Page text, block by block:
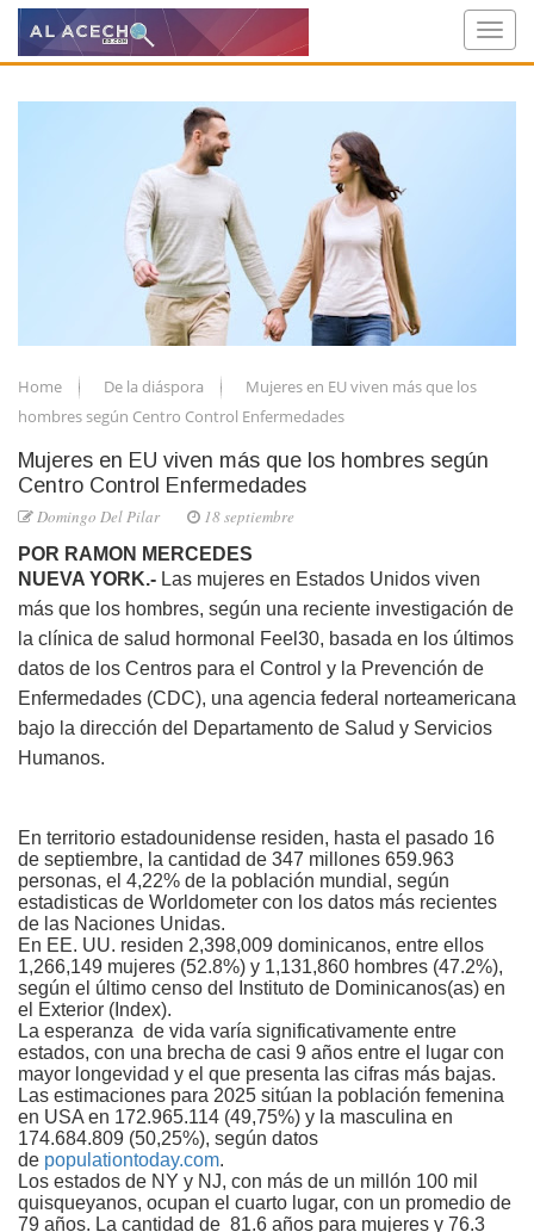
Home De la diáspora
Mujeres en EU viven más que los
hombres según Centro Control Enfermedades
Mujeres en EU viven más que los hombres según
Centro Control Enfermedades
Domingo Del Pilar 18 septiembre
POR RAMON MERCEDES
NUEVA YORK.- Las mujeres en Estados Unidos viven
más que los hombres, según una reciente investigación de
la clínica de salud hormonal Feel30, basada en los últimos
datos de los Centros para el Control y la Prevención de
Enfermedades (CDC), una agencia federal norteamericana
bajo la dirección del Departamento de Salud y Servicios
Humanos.
En territorio estadounidense residen, hasta el pasado 16
de septiembre, la cantidad de 347 millones 659.963
personas, el 4,22% de la población mundial, según
estadisticas de Worldometer con los datos más recientes
de las Naciones Unidas.
En EE. UU. residen 2,398,009 dominicanos, entre ellos
1,266,149 mujeres (52.8%) y 1,131,860 hombres (47.2%),
según el último censo del Instituto de Dominicanos(as) en
el Exterior (Index).
La esperanza de vida varía significativamente entre
estados, con una brecha de casi 9 años entre el lugar con
mayor longevidad y el que presenta las cifras más bajas.
Las estimaciones para 2025 sitúan la población femenina
en USA en 172.965.114 (49,75%) y la masculina en
174.684.809 (50,25%), según datos
de populationtoday.com.
Los estados de NY y NJ, con más de un millón 100 mil
quisqueyanos, ocupan el cuarto lugar, con un promedio de
79 años. La cantidad de 81.6 años para mujeres y 76.3